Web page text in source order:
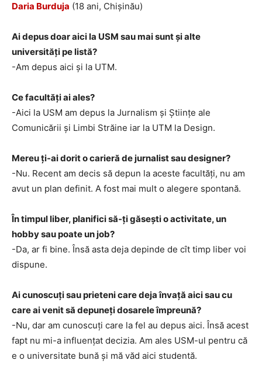
Daria Burduja (18 ani, Chișinău)
Ai depus doar aici la USM sau mai sunt și alte
universități pe listă?
-Am depus aici și la UTM.
Ce facultăți ai ales?
-Aici la USM am depus la Jurnalism și Științe ale
Comunicării și Limbi Străine iar la UTM la Design.
Mereu ți-ai dorit o carieră de jurnalist sau designer?
-Nu. Recent am decis să depun la aceste facultăți, nu am
avut un plan definit. A fost mai mult o alegere spontană.
În timpul liber, planifici să-ți găsești o activitate, un
hobby sau poate un job?
-Da, ar fi bine. Însă asta deja depinde de cît timp liber voi
dispune.
Ai cunoscuți sau prieteni care deja învață aici sau cu
care ai venit să depuneți dosarele împreună?
-Nu, dar am cunoscuți care la fel au depus aici. Însă acest
fapt nu mi-a influențat decizia. Am ales USM-ul pentru că
e o universitate bună și mă văd aici studentă.